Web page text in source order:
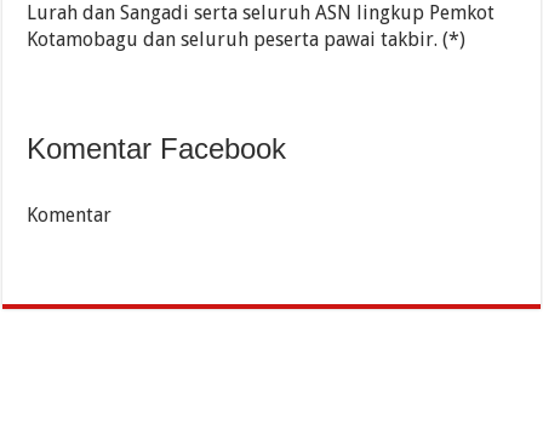
Lurah dan Sangadi serta seluruh ASN lingkup Pemkot
Kotamobagu dan seluruh peserta pawai takbir. (*)
Komentar Facebook
Komentar